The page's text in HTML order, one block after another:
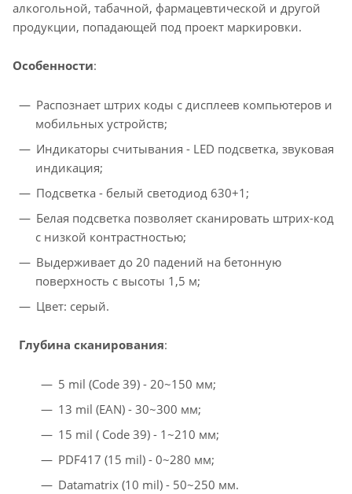
алкогольной, табачной, фармацевтической и другой
продукции, попадающей под проект маркировки.
Особенности:
Распознает штрих коды с дисплеев компьютеров и
мобильных устройств;
Индикаторы считывания - LED подсветка, звуковая
индикация;
Подсветка - белый светодиод 630+1;
Белая подсветка позволяет сканировать штрих-код
с низкой контрастностью;
Выдерживает до 20 падений на бетонную
поверхность с высоты 1,5 м;
Цвет: серый.
Глубина сканирования:
5 mil (Code 39) - 20~150 мм;
13 mil (EAN) - 30~300 мм;
15 mil ( Code 39) - 1~210 мм;
PDF417 (15 mil) - 0~280 мм;
Datamatrix (10 mil) - 50~250 мм.